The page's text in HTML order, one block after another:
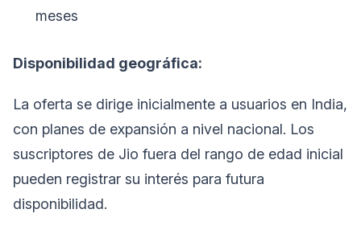
meses
Disponibilidad geográfica:
La oferta se dirige inicialmente a usuarios en India,
con planes de expansión a nivel nacional. Los
suscriptores de Jio fuera del rango de edad inicial
pueden registrar su interés para futura
disponibilidad.